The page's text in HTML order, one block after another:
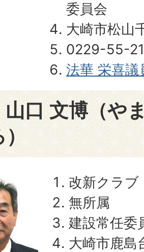
委員会
大崎市松山
0229-55-
法華 栄喜
山口 文博（や
改新クラブ
無所属
建設常任委
大崎市鹿島